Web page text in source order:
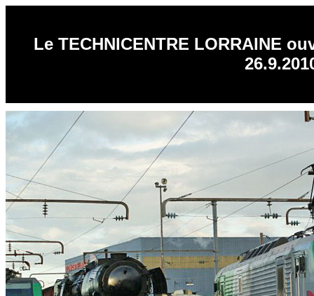
Le TECHNICENTRE LORRAINE